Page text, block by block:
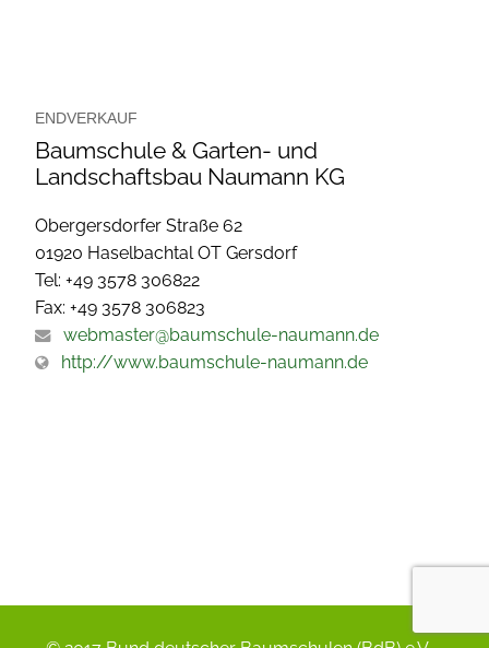
ENDVERKAUF
Baumschule & Garten- und
Landschaftsbau Naumann KG
Obergersdorfer Straße 62
01920 Haselbachtal OT Gersdorf
Tel: +49 3578 306822
Fax: +49 3578 306823
webmaster@baumschule-naumann.de
http://www.baumschule-naumann.de